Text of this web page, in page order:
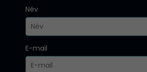
Név
E-mail